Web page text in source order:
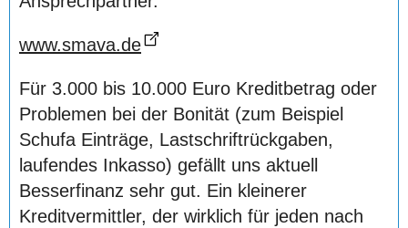
www.smava.de
Für 3.000 bis 10.000 Euro Kreditbetrag oder
Problemen bei der Bonität (zum Beispiel
Schufa Einträge, Lastschriftrückgaben,
laufendes Inkasso) gefällt uns aktuell
Besserfinanz sehr gut. Ein kleinerer
Kreditvermittler, der wirklich für jeden nach